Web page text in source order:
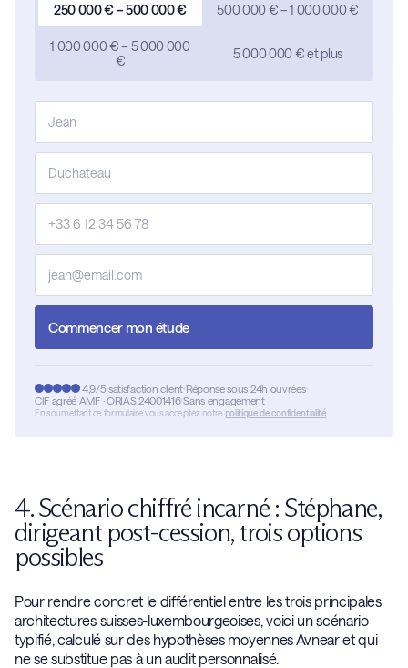
250 000 € – 500 000 € 500 000 € – 1 000 000 €
1 000 000 € – 5 000 000
€
5 000 000 € et plus
Commencer mon étude
4,9/5 satisfaction client Réponse sous 24h ouvrées
CIF agréé AMF · ORIAS 24001416 Sans engagement
En soumettant ce formulaire vous acceptez notre politique de confidentialité
4. Scénario chiffré incarné : Stéphane,
dirigeant post-cession, trois options
possibles
Pour rendre concret le différentiel entre les trois principales
architectures suisses-luxembourgeoises, voici un scénario
typifié, calculé sur des hypothèses moyennes Avnear et qui
ne se substitue pas à un audit personnalisé.